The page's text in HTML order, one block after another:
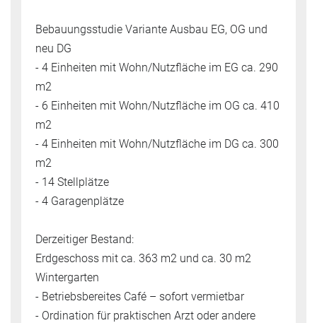
Bebauungsstudie Variante Ausbau EG, OG und
neu DG
- 4 Einheiten mit Wohn/Nutzfläche im EG ca. 290
m2
- 6 Einheiten mit Wohn/Nutzfläche im OG ca. 410
m2
- 4 Einheiten mit Wohn/Nutzfläche im DG ca. 300
m2
- 14 Stellplätze
- 4 Garagenplätze
Derzeitiger Bestand:
Erdgeschoss mit ca. 363 m2 und ca. 30 m2
Wintergarten
- Betriebsbereites Café – sofort vermietbar
- Ordination für praktischen Arzt oder andere